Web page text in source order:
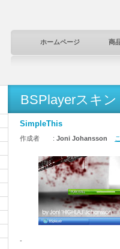
ホームページ 商
BSPlayerスキン
SimpleThis
作成者 : Joni Johansson
-